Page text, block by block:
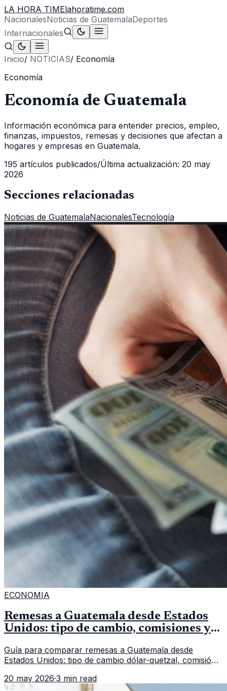
LA HORA TIMElahoratime.com
NacionalesNoticias de GuatemalaDeportes
Internacionales
Inicio/ NOTICIAS/ Economía
Economía
Economía de Guatemala
Información económica para entender precios, empleo,
finanzas, impuestos, remesas y decisiones que afectan a
hogares y empresas en Guatemala.
195 artículos publicados/Última actualización: 20 may
2026
Secciones relacionadas
Noticias de GuatemalaNacionalesTecnología
ECONOMIA
Remesas a Guatemala desde Estados
Unidos: tipo de cambio, comisiones y
Guía para comparar remesas a Guatemala desde
Estados Unidos: tipo de cambio dólar-quetzal, comisión,
recibido.
20 may 2026·3 min read